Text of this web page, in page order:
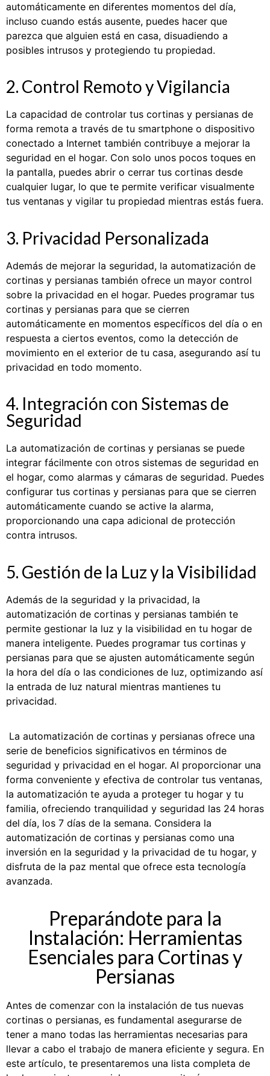
automáticamente en diferentes momentos del día,
incluso cuando estás ausente, puedes hacer que
parezca que alguien está en casa, disuadiendo a
posibles intrusos y protegiendo tu propiedad.
2. Control Remoto y Vigilancia
La capacidad de controlar tus cortinas y persianas de
forma remota a través de tu smartphone o dispositivo
conectado a Internet también contribuye a mejorar la
seguridad en el hogar. Con solo unos pocos toques en
la pantalla, puedes abrir o cerrar tus cortinas desde
cualquier lugar, lo que te permite verificar visualmente
tus ventanas y vigilar tu propiedad mientras estás fuera.
3. Privacidad Personalizada
Además de mejorar la seguridad, la automatización de
cortinas y persianas también ofrece un mayor control
sobre la privacidad en el hogar. Puedes programar tus
cortinas y persianas para que se cierren
automáticamente en momentos específicos del día o en
respuesta a ciertos eventos, como la detección de
movimiento en el exterior de tu casa, asegurando así tu
privacidad en todo momento.
4. Integración con Sistemas de
Seguridad
La automatización de cortinas y persianas se puede
integrar fácilmente con otros sistemas de seguridad en
el hogar, como alarmas y cámaras de seguridad. Puedes
configurar tus cortinas y persianas para que se cierren
automáticamente cuando se active la alarma,
proporcionando una capa adicional de protección
contra intrusos.
5. Gestión de la Luz y la Visibilidad
Además de la seguridad y la privacidad, la
automatización de cortinas y persianas también te
permite gestionar la luz y la visibilidad en tu hogar de
manera inteligente. Puedes programar tus cortinas y
persianas para que se ajusten automáticamente según
la hora del día o las condiciones de luz, optimizando así
la entrada de luz natural mientras mantienes tu
privacidad.
La automatización de cortinas y persianas ofrece una
serie de beneficios significativos en términos de
seguridad y privacidad en el hogar. Al proporcionar una
forma conveniente y efectiva de controlar tus ventanas,
la automatización te ayuda a proteger tu hogar y tu
familia, ofreciendo tranquilidad y seguridad las 24 horas
del día, los 7 días de la semana. Considera la
automatización de cortinas y persianas como una
inversión en la seguridad y la privacidad de tu hogar, y
disfruta de la paz mental que ofrece esta tecnología
avanzada.
Preparándote para la
Instalación: Herramientas
Esenciales para Cortinas y
Persianas
Antes de comenzar con la instalación de tus nuevas
cortinas o persianas, es fundamental asegurarse de
tener a mano todas las herramientas necesarias para
llevar a cabo el trabajo de manera eficiente y segura. En
este artículo, te presentaremos una lista completa de